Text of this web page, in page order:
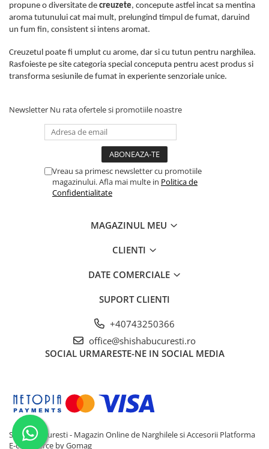
propune o diversitate de creuzete, concepute astfel incat sa mentina
aroma tutunului cat mai mult, prelungind timpul de fumat, daruind
un fum fin, consistent si intens aromat.
Creuzetul poate fi umplut cu arome, dar si cu tutun pentru narghilea.
Rasfoieste pe site categoria special conceputa pentru acest produs si
transforma sesiunile de fumat in experiente senzoriale unice.
Newsletter Nu rata ofertele si promotiile noastre
Vreau sa primesc newsletter cu promotiile
magazinului. Afla mai multe in Politica de
Confidentialitate
MAGAZINUL MEU
CLIENTI
DATE COMERCIALE
SUPORT CLIENTI
+40743250366
office@shishabucuresti.ro
SOCIAL URMARESTE-NE IN SOCIAL MEDIA
Shisha Bucuresti - Magazin Online de Narghilele si Accesorii Platforma
E-commerce by Gomag